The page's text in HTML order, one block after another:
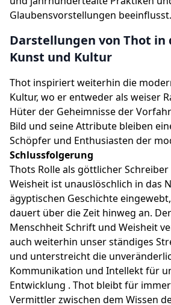
Glaubensvorstellungen beeinflusst.
Darstellungen von Thot in
Kunst und Kultur
Thot inspiriert weiterhin die
Kultur, wo er entweder als weiser
Hüter der Geheimnisse der
Bild und seine Attribute bleiben
Schöpfer und Enthusiasten der
Schlussfolgerung
Thots Rolle als göttlicher
Weisheit ist unauslöschlich in das
ägyptischen Geschichte
dauert über die Zeit hinweg an.
Menschheit Schrift und Weisheit
auch weiterhin unser ständiges
und unterstreicht die
Kommunikation und Intellekt für
Entwicklung . Thot bleibt für
Vermittler zwischen dem Wissen